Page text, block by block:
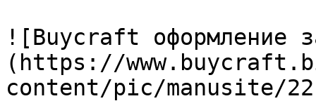
![Buycraft оформление
(https://
content/pic/manusite/